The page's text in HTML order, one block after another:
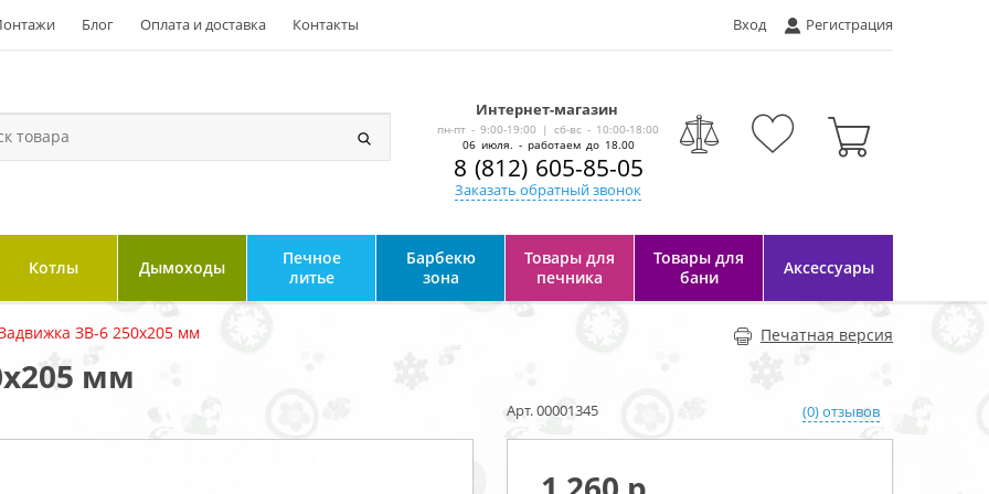
Блог Оплата и доставка Контакты Вход Регистрация
Интернет-магазин
-
пн-пт - 9:00-19:00 | сб-вс - 10:00-18:00
06 июля. - работаем до 18.00
8 (812) 605-85-05
Заказать обратный звонок
Котлы Дымоходы
Печное
литье
Барбекю
зона
Товары для
печника
Товары для
бани
Аксессуары
Печатная версия
ЗВ-6 250х205 мм
мм
Арт. 00001345 (0) отзывов